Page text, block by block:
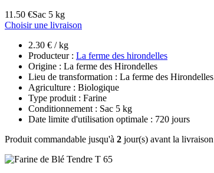
11.50 €Sac 5 kg
Choisir une livraison
2.30 € / kg
Producteur : La ferme des hirondelles
Origine : La ferme des Hirondelles
Lieu de transformation : La ferme des Hirondelles
Agriculture : Biologique
Type produit : Farine
Conditionnement : Sac 5 kg
Date limite d'utilisation optimale : 720 jours
Produit commandable jusqu'à 2 jour(s) avant la livraison